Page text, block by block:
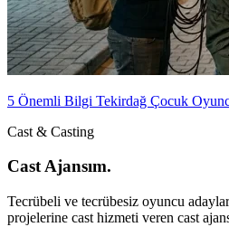
5 Önemli Bilgi Tekirdağ Çocuk
Cast & Casting
Cast Ajansım.
Tecrübeli ve tecrübesiz oyuncu
projelerine cast hizmeti veren cast